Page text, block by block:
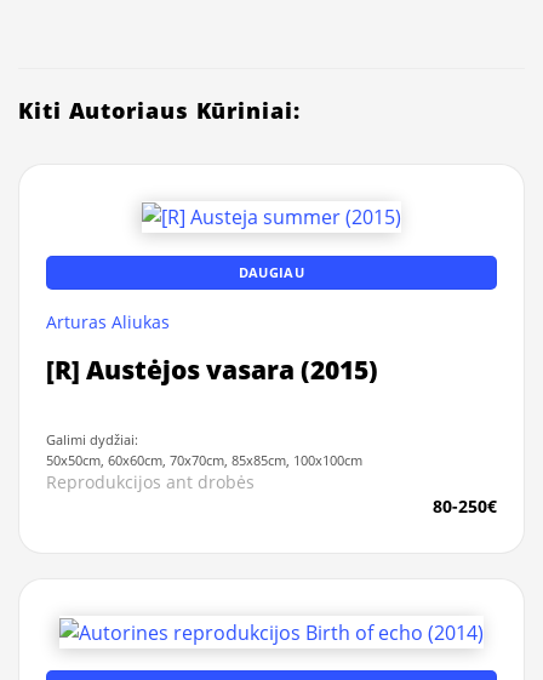
Kiti Autoriaus Kūriniai:
DAUGIAU
Arturas Aliukas
[R] Austėjos vasara (2015)
Galimi dydžiai:
50x50cm, 60x60cm, 70x70cm, 85x85cm, 100x100cm
Reprodukcijos ant drobės
80-250€